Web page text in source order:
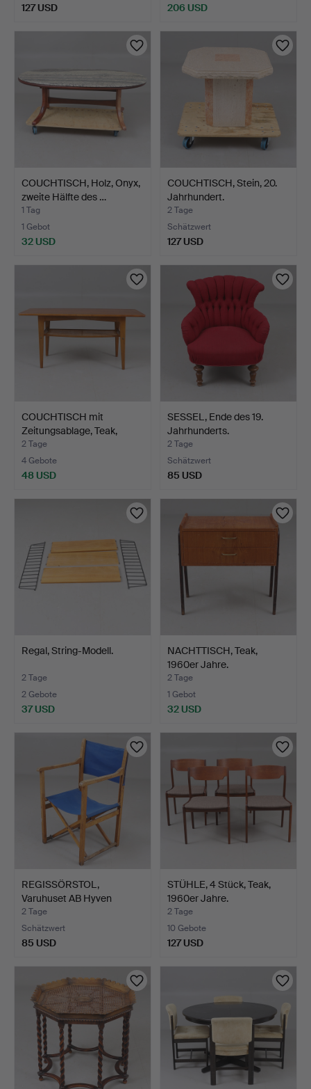
127 USD 206 USD
COUCHTISCH, Holz, Onyx,
zweite Hälfte des …
1 Tag
1 Gebot
32 USD
COUCHTISCH, Stein, 20.
Jahrhundert.
2 Tage
Schätzwert
127 USD
COUCHTISCH mit
Zeitungsablage, Teak,
1960e…
2 Tage
4 Gebote
48 USD
SESSEL, Ende des 19.
Jahrhunderts.
2 Tage
Schätzwert
85 USD
Regal, String-Modell.
2 Tage
2 Gebote
37 USD
NACHTTISCH, Teak,
1960er Jahre.
2 Tage
1 Gebot
32 USD
REGISSÖRSTOL,
Varuhuset AB Hyven
Stockholm.
2 Tage
Schätzwert
85 USD
STÜHLE, 4 Stück, Teak,
1960er Jahre.
2 Tage
10 Gebote
127 USD